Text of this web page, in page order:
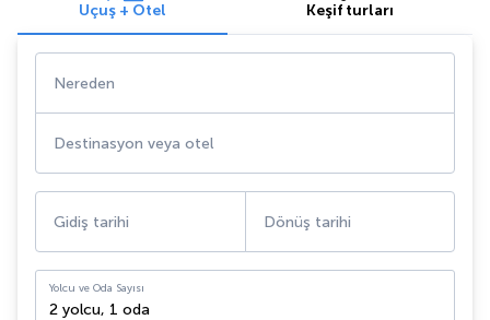
Uçuş + Otel Keşif turları
Nereden
Destinasyon veya otel
Gidiş tarihi Dönüş tarihi
Yolcu ve Oda Sayısı
2 yolcu, 1 oda